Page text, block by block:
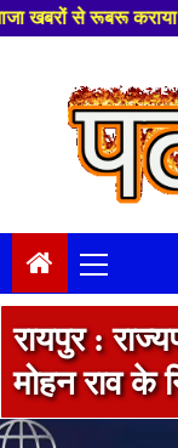
और विज्ञापन के
content
Menu
रायपुर :
मोहन राव के